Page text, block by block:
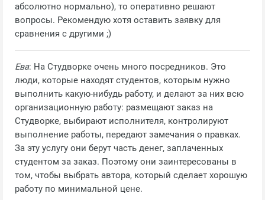
абсолютно нормально), то оперативно решают
вопросы. Рекомендую хотя оставить заявку для
сравнения с другими ;)
Ева: На Студворке очень много посредников. Это
люди, которые находят студентов, которым нужно
выполнить какую-нибудь работу, и делают за них всю
организационную работу: размещают заказ на
Студворке, выбирают исполнителя, контролируют
выполнение работы, передают замечания о правках.
За эту услугу они берут часть денег, заплаченных
студентом за заказ. Поэтому они заинтересованы в
том, чтобы выбрать автора, который сделает хорошую
работу по минимальной цене.